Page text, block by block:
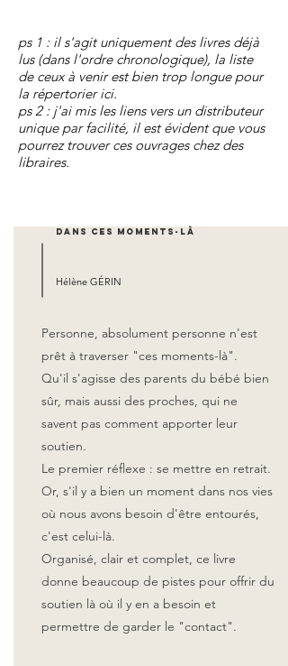
ps 1 : il s'agit uniquement des livres déjà
lus (dans l'ordre chronologique), la liste
de ceux à venir est bien trop longue pour
la répertorier ici.
ps 2 : j'ai mis les liens vers un distributeur
unique par facilité, il est évident que vous
pourrez trouver ces ouvrages chez des
libraires.
Dans ces moments-là
Hélène GÉRIN
Personne, absolument personne n'est
prêt à traverser "ces moments-là".
Qu'il s'agisse des parents du bébé bien
sûr, mais aussi des proches, qui ne
savent pas comment apporter leur
soutien.
Le premier réflexe : se mettre en retrait.
Or, s'il y a bien un moment dans nos vies
où nous avons besoin d'être entourés,
c'est celui-là.
Organisé, clair et complet, ce livre
donne beaucoup de pistes pour offrir du
soutien là où il y en a besoin et
permettre de garder le "contact".